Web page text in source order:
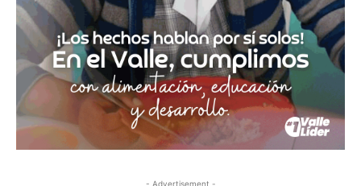
- Advertisement -